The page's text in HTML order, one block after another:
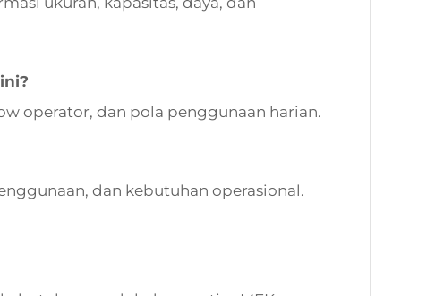
operator, dan pola penggunaan harian.
dan kebutuhan operasional.